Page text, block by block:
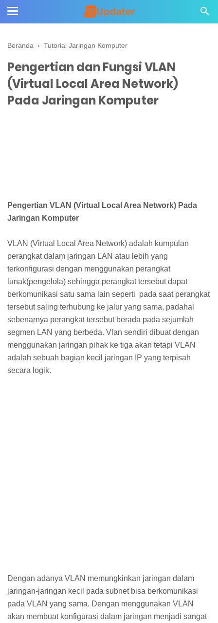
Beranda › Tutorial Jaringan Komputer
Pengertian dan Fungsi VLAN
(Virtual Local Area Network)
Pada Jaringan Komputer
Pengertian VLAN (Virtual Local Area Network) Pada
Jaringan Komputer
VLAN (Virtual Local Area Network) adalah kumpulan
perangkat dalam jaringan LAN atau lebih yang
terkonfigurasi dengan menggunakan perangkat
lunak(pengelola) sehingga perangkat tersebut dapat
berkomunikasi satu sama lain seperti pada saat perangkat
tersebut saling terhubung ke jalur yang sama, padahal
sebenarnya perangkat tersebut berada pada sejumlah
segmen LAN yang berbeda. Vlan sendiri dibuat dengan
menggunakan jaringan pihak ke tiga akan tetapi VLAN
adalah sebuah bagian kecil jaringan IP yang terpisah
secara logik.
Dengan adanya VLAN memungkinkan jaringan dalam
jaringan-jaringan kecil pada subnet bisa berkomunikasi
pada VLAN yang sama. Dengan menggunakan VLAN
akan membuat konfigurasi dalam jaringan menjadi sangat